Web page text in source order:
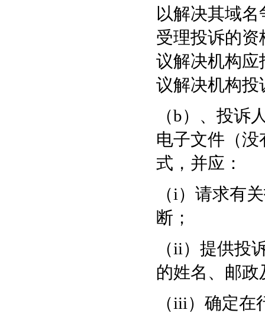
以解决其域
受理投诉的
议解决机构应
议解决机构投
（b）、投诉
电子文件（
式，并应：
（i）请求有
断；
（ii）提供投
的姓名、邮
（iii）确定